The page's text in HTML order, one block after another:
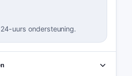
uurs ondersteuning.